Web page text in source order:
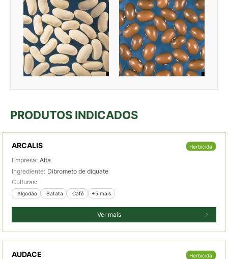
PRODUTOS INDICADOS
ARCALIS Herbicida
Empresa: Alta
Ingrediente: Dibrometo de diquate
Culturas:
Algodão Batata Café +5 mais
Ver mais
AUDACE Herbicida